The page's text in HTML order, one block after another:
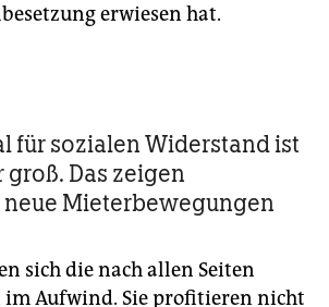
erwiesen hat.
für sozialen Widerstand ist
Das zeigen
Mieterbewegungen
sich die nach allen Seiten
Aufwind. Sie profitieren nicht